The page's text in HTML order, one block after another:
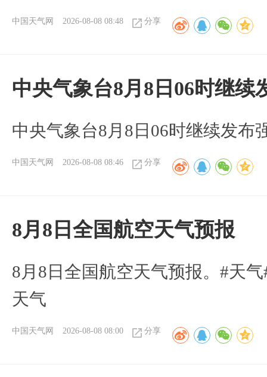
中国天气网 2026-08-08 08:48 分享
中央气象台8月8日06时继
中央气象台8月8日06时继续发布
中国天气网 2026-08-08 08:46 分享
8月8日全国航空天气预报
8月8日全国航空天气预报。#天
天气
中国天气网 2026-08-08 08:00 分享